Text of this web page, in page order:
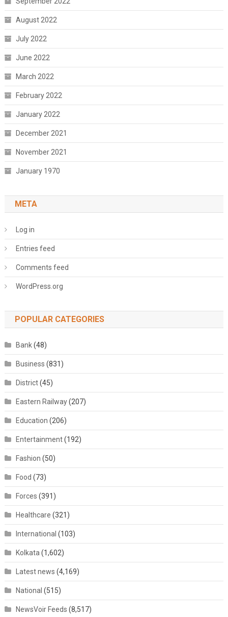
August 2022
July 2022
June 2022
March 2022
February 2022
January 2022
December 2021
November 2021
January 1970
META
Log in
Entries feed
Comments feed
WordPress.org
POPULAR CATEGORIES
Bank(48)
Business (831)
District(45)
Eastern Railway(207)
Education (206)
Entertainment(192)
Fashion (50)
Food (73)
Forces (391)
Healthcare (321)
International (103)
Kolkata (1,602)
Latest news (4,169)
National (515)
NewsVoir Feeds (8,517)